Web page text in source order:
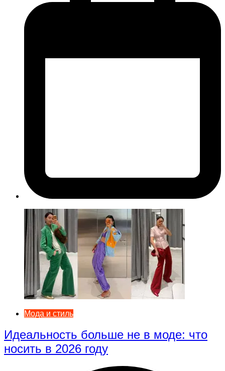
Мода и стиль
Идеальность больше не в моде: что
носить в 2026 году